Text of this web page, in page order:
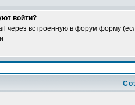
войти?
через встроенную в форум форму